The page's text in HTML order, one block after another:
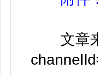
文章来